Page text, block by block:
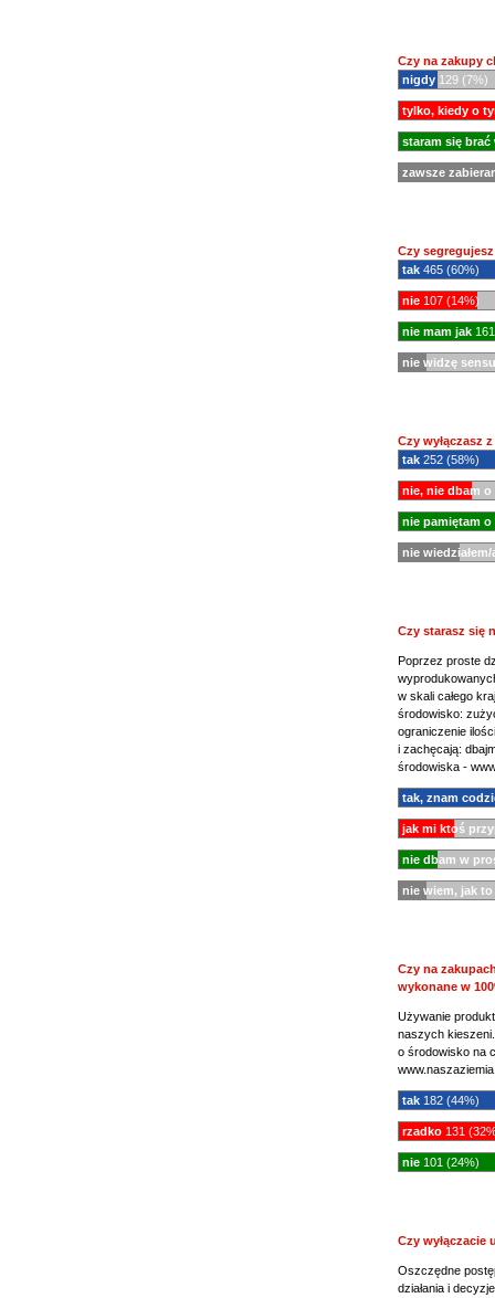
Czy na zakupy
nigdy 129 (7%)
tylko, kiedy o
staram się brać
zawsze
Czy
tak 465 (60%)
nie 107 (14%)
nie mam jak
nie widzę sensu
Czy wyłączasz
tak 252 (58%)
nie, nie dbam o
nie pamiętam o
nie
Czy starasz się
Poprzez proste
w skali całego
środowisko:
ograniczenie
i zachęcają:
środowiska -
tak, znam
jak mi ktoś
nie dbam w
nie wiem, jak
Czy na
wykonane w
Używanie
naszych
o środowisko na
tak 182 (44%)
rzadko 131
nie 101 (24%)
Czy wyłączacie
Oszczędne
działania i